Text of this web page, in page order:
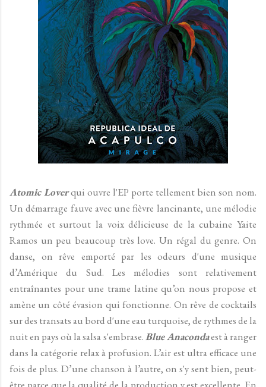
Atomic Loverqui ouvre l'EP porte tellement bien son nom.
Un démarrage fauve avec une fièvre lancinante, une mélodie
rythmée et surtout la voix délicieuse de la cubaine Yaite
Ramos un peu beaucoup très love. Un régal du genre. On
danse, on rêve emporté par les odeurs d'une musique
d’Amérique du Sud. Les mélodies sont relativement
entraînantes pour une trame latine qu’on nous propose et
amène un côté évasion qui fonctionne. On rêve de cocktails
sur des transats au bord d'une eau turquoise, de rythmes de la
nuit en pays où la salsa s'embrase.Blue Anacondaest à ranger
dans la catégorie relax à profusion. L’air est ultra efficace une
fois de plus. D’une chanson à l’autre, on s'y sent bien, peut-
être parce que la qualité de la production y est excellente. En